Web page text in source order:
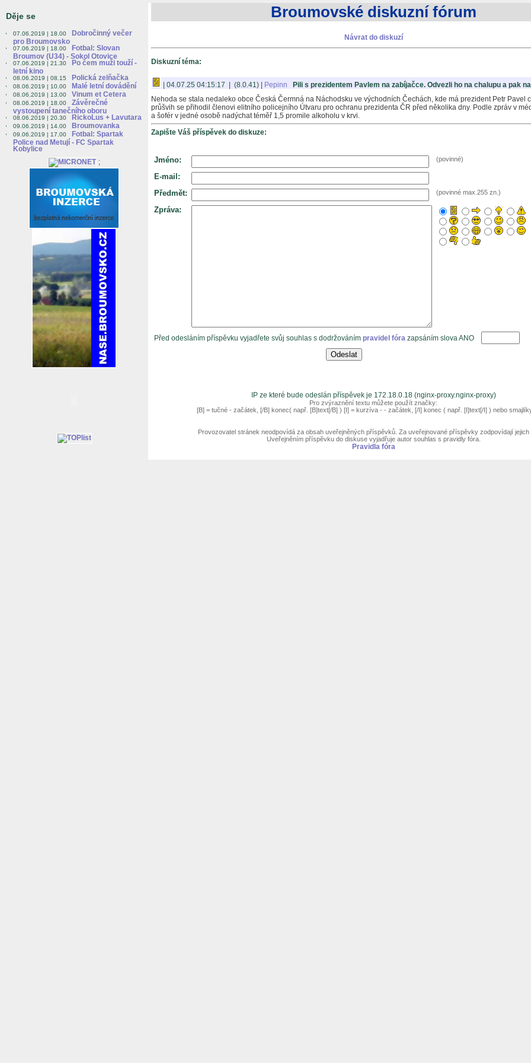
Děje se
07.06.2019 | 18.00 Dobročinný večer
pro Broumovsko
07.06.2019 | 18.00
Fotbal: Slovan
Broumov (U34) - Sokol Otovice
07.06.2019 | 21.30
Po čem muži touží -
letní kino
08.06.2019 | 08.15
Polická zelňačka
08.06.2019 | 10.00 Malé letní dovádění
08.06.2019 | 13.00 Vinum et Cetera
08.06.2019 | 18.00 Závěrečné
vystoupení tanečního oboru
08.06.2019 | 20.30
RickoLus + Lavutara
09.06.2019 | 14.00 Broumovanka
09.06.2019 | 17.00 Fotbal: Spartak
Police nad Metují - FC Spartak
Kobylice
;
Broumovské diskuzní fórum
Návrat do diskuzí
Diskuzní téma:
| 04.07.25 04:15:17 | (8.0.41) | Pepinn
Pili s prezidentem Pavlem na zabíjačce. Odvezli ho na chalupu a pak
Nehoda se stala nedaleko obce Česká Čermná na Náchodsku ve východních Čechách, kde má prezident Petr Pavel
průšvih se přihodil členovi elitního policejního Útvaru pro ochranu prezidenta ČR před několika dny. Podle zpráv v
a šofér v jedné osobě nadýchat téměř 1,5 promile alkoholu v krvi.
Zapište Váš příspěvek do diskuze:
Jméno: (povinné)
E-mail:
Předmět:
(povinné max.255 zn.)
Zpráva:
Před odesláním příspěvku vyjadřete svůj souhlas s dodržováním pravidel fóra zapsáním slova ANO
IP ze které bude odeslán příspěvek je 172.18.0.18 (nginx-proxy.nginx-proxy)
Pro zvýraznění textu můžete použít značky:
[B] = tučné - začátek, [/B] konec( např. [B]text[/B] ) [I] = kurzíva - - začátek, [/I] konec ( např. [I]text[/I] ) nebo
Provozovatel stránek neodpovídá za obsah uveřejněných příspěvků. Za uveřejnované příspěvky zodpovídají jejich
Uveřejněním příspěvku do diskuse vyjadřuje autor souhlas s pravidly fóra.
Pravidla fóra